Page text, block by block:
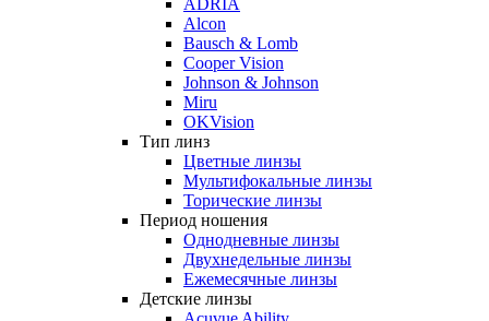
ADRIA
Alcon
Bausch & Lomb
Cooper Vision
Johnson & Johnson
Miru
OKVision
Тип линз
Цветные линзы
Мультифокальные линзы
Торические линзы
Период ношения
Однодневные линзы
Двухнедельные линзы
Ежемесячные линзы
Детские линзы